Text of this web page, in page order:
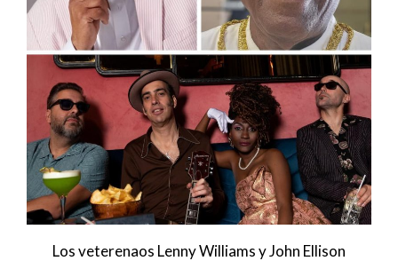
Los veterenaos Lenny Williams y John Ellison